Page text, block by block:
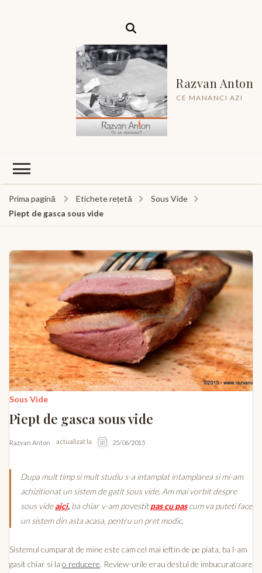
Razvan Anton
CE MANANCI AZI
Prima pagină Etichete rețetă
Sous Vide
Piept de gasca sous vide
Sous Vide
Piept de gasca sous vide
Razvan Anton actualizat la 25/06/2015
Dupa mult timp si mult studiu s-a intamplat intamplarea si mi-am
achizitionat un sistem de gatit sous vide. Am mai vorbit despre
sous videaici, ba chiar v-am povestitpas cu pascum va puteti face
un sistem din asta acasa, pentru un pret modic.
Sistemul cumparat de mine este cam cel mai ieftin de pe piata, ba l-am
gasit chiar si la o reducere. Review-urile erau destul de imbucuratoare